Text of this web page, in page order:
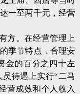
一至两千元，经营
方。在经营管理上
季节特点，合理安
金的百分之四十左
待遇上实行“二马
营成效和个人收入